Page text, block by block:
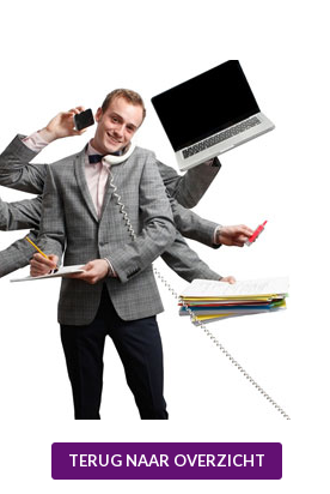
TERUG NAAR OVERZICHT